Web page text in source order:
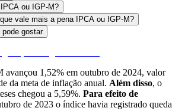
ou IGP-M?
vale mais a pena IPCA ou IGP-M?
gostar
avançou 1,52% em outubro de 2024, valor
da meta de inflação anual. Além disso, o
chegou a 5,59%. Para efeito de
de 2023 o índice havia registrado queda